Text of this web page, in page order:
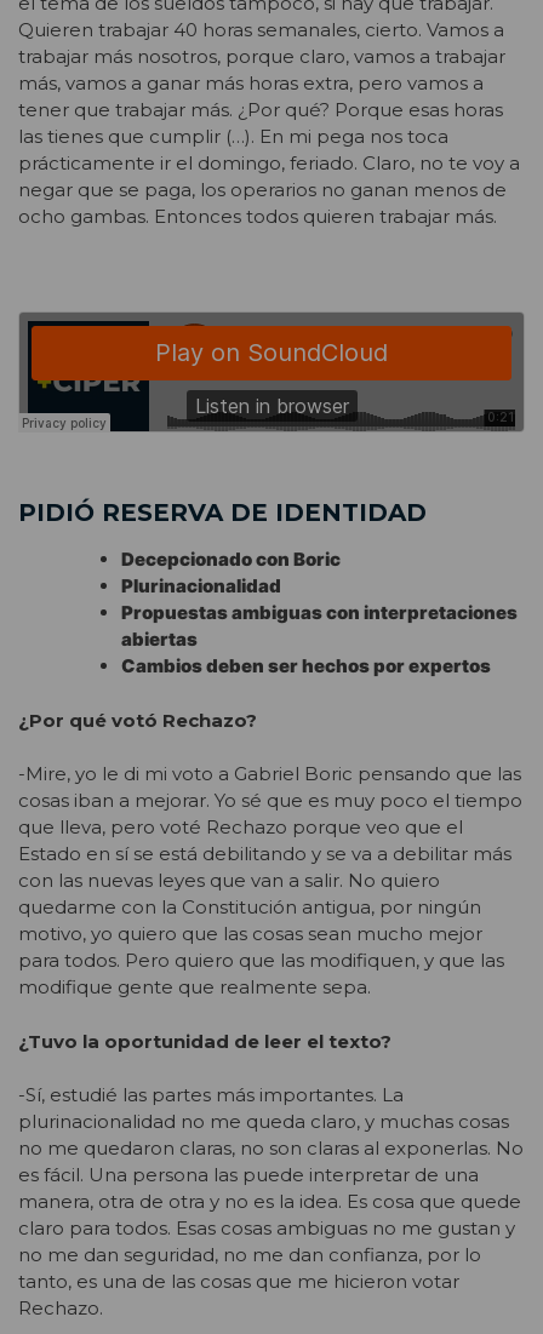
Quieren trabajar 40 horas semanales, cierto. Vamos a
trabajar más nosotros, porque claro, vamos a trabajar
más, vamos a ganar más horas extra, pero vamos a
tener que trabajar más. ¿Por qué? Porque esas horas
las tienes que cumplir (…). En mi pega nos toca
prácticamente ir el domingo, feriado. Claro, no te voy a
negar que se paga, los operarios no ganan menos de
ocho gambas. Entonces todos quieren trabajar más.
PIDIÓ RESERVA DE IDENTIDAD
Decepcionado con Boric
Plurinacionalidad
Propuestas ambiguas con interpretaciones
abiertas
Cambios deben ser hechos por expertos
¿Por qué votó Rechazo?
-Mire, yo le di mi voto a Gabriel Boric pensando que las
cosas iban a mejorar. Yo sé que es muy poco el tiempo
que lleva, pero voté Rechazo porque veo que el
Estado en sí se está debilitando y se va a debilitar más
con las nuevas leyes que van a salir. No quiero
quedarme con la Constitución antigua, por ningún
motivo, yo quiero que las cosas sean mucho mejor
para todos. Pero quiero que las modifiquen, y que las
modifique gente que realmente sepa.
¿Tuvo la oportunidad de leer el texto?
-Sí, estudié las partes más importantes. La
plurinacionalidad no me queda claro, y muchas cosas
no me quedaron claras, no son claras al exponerlas. No
es fácil. Una persona las puede interpretar de una
manera, otra de otra y no es la idea. Es cosa que quede
claro para todos. Esas cosas ambiguas no me gustan y
no me dan seguridad, no me dan confianza, por lo
tanto, es una de las cosas que me hicieron votar
Rechazo.